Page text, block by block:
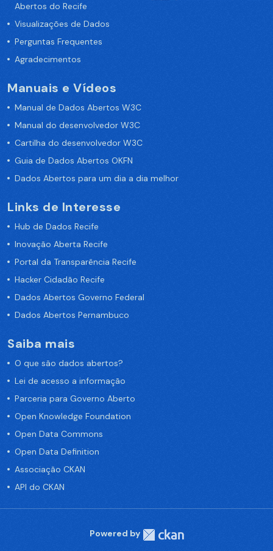
Abertos do Recife
Visualizações de Dados
Perguntas Frequentes
Agradecimentos
Manuais e Vídeos
Manual de Dados Abertos W3C
Manual do desenvolvedor W3C
Cartilha do desenvolvedor W3C
Guia de Dados Abertos OKFN
Dados Abertos para um dia a dia melhor
Links de Interesse
Hub de Dados Recife
Inovação Aberta Recife
Portal da Transparência Recife
Hacker Cidadão Recife
Dados Abertos Governo Federal
Dados Abertos Pernambuco
Saiba mais
O que são dados abertos?
Lei de acesso a informação
Parceria para Governo Aberto
Open Knowledge Foundation
Open Data Commons
Open Data Definition
Associação CKAN
API do CKAN
Powered by